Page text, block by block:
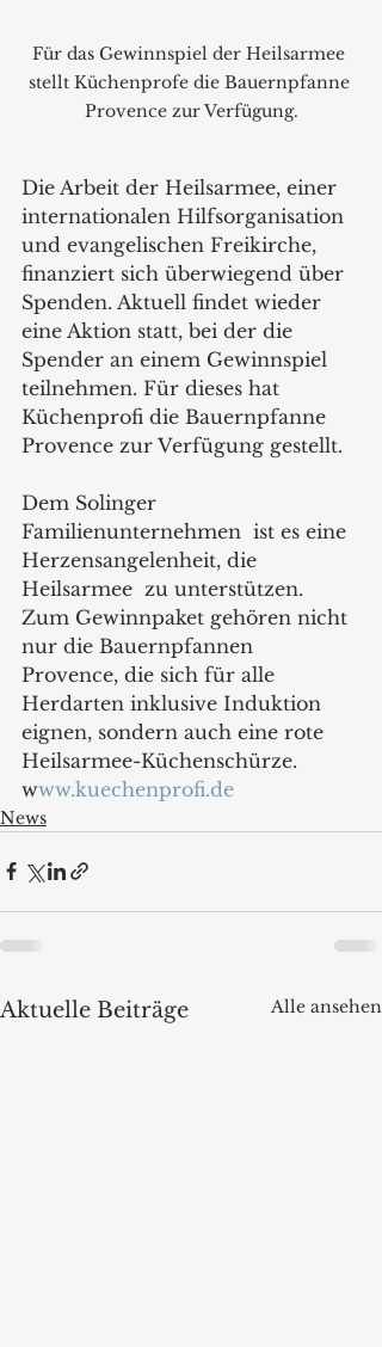
Für das Gewinnspiel der Heilsarmee
stellt Küchenprofe die Bauernpfanne
Provence zur Verfügung.
Die Arbeit der Heilsarmee, einer
internationalen Hilfsorganisation
und evangelischen Freikirche,
finanziert sich überwiegend über
Spenden. Aktuell findet wieder
eine Aktion statt, bei der die
Spender an einem Gewinnspiel
teilnehmen. Für dieses hat
Küchenprofi die Bauernpfanne
Provence zur Verfügung gestellt.
Dem Solinger
Familienunternehmen  ist es eine
Herzensangelenheit, die
Heilsarmee  zu unterstützen.
Zum Gewinnpaket gehören nicht
nur die Bauernpfannen
Provence, die sich für alle
Herdarten inklusive Induktion
eignen, sondern auch eine rote
Heilsarmee-Küchenschürze.
www.kuechenprofi.de
News
Aktuelle Beiträge Alle ansehen